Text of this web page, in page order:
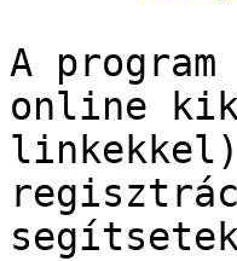
A
online
linkekkel)